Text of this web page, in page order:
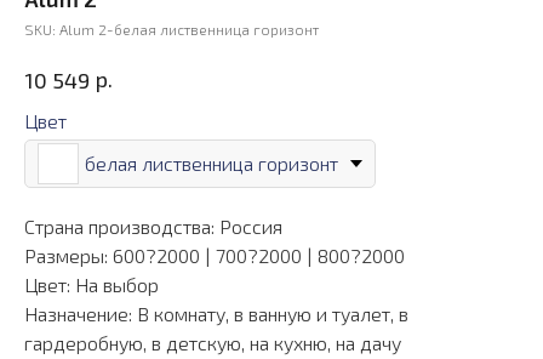
SKU: Alum 2-белая лиственница горизонт
10 549 р.
Цвет
белая лиственница горизонт
Страна производства: Россия
Размеры: 600?2000 | 700?2000 | 800?2000
Цвет: На выбор
Назначение: В комнату, в ванную и туалет, в
гардеробную, в детскую, на кухню, на дачу